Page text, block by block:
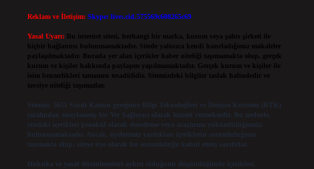
Reklam ve İletişim: Skype: live:.cid.575569c608265c69
Yasal Uyarı:
Bu internet sitesi, herhangi bir marka, kurum veya şahıs şirketi ile
hiçbir bağlantısı bulunmamaktadır. Sitede yalnızca kendi hazırladığımız makaleler
paylaşılmaktadır. Burada yer alan içerikler haber niteliği taşımamakta olup, gerçek
kurum ve kişiler hakkında paylaşım yapılmamaktadır. Gerçek kurum ve kişiler ile
isim benzerlikleri tamamen tesadüfidir. Sitemizdeki bilgiler taslak halindedir ve
tavsiye niteliği taşımazlar.
Sitemiz, 5651 Sayılı Kanun gereğince Bilgi Teknolojileri ve İletişim Kurumu (BTK)
tarafından onaylanmış bir Yer Sağlayıcı olarak hizmet vermektedir. Bu nedenle,
sitedeki içerikleri proaktif olarak denetleme veya araştırma yükümlülüğümüz
bulunmamaktadır. Ancak, üyelerimiz yazdıkları içeriklerin sorumluluğunu
taşımakta olup, siteye üye olarak bu sorumluluğu kabul etmiş sayılırlar.
Hukuka ve yasal düzenlemelere aykırı olduğunu düşündüğünüz içerikleri,